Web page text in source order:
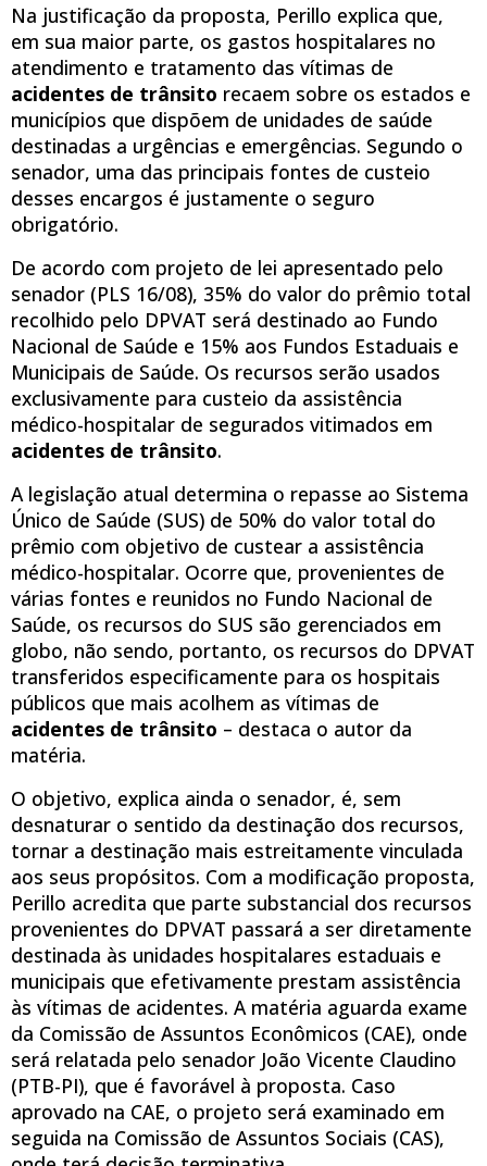
Na justificação da proposta, Perillo explica que,
em sua maior parte, os gastos hospitalares no
atendimento e tratamento das vítimas de
acidentes de trânsito recaem sobre os estados e
municípios que dispõem de unidades de saúde
destinadas a urgências e emergências. Segundo o
senador, uma das principais fontes de custeio
desses encargos é justamente o seguro
obrigatório.
De acordo com projeto de lei apresentado pelo
senador (PLS 16/08), 35% do valor do prêmio total
recolhido pelo DPVAT será destinado ao Fundo
Nacional de Saúde e 15% aos Fundos Estaduais e
Municipais de Saúde. Os recursos serão usados
exclusivamente para custeio da assistência
médico-hospitalar de segurados vitimados em
acidentes de trânsito.
A legislação atual determina o repasse ao Sistema
Único de Saúde (SUS) de 50% do valor total do
prêmio com objetivo de custear a assistência
médico-hospitalar. Ocorre que, provenientes de
várias fontes e reunidos no Fundo Nacional de
Saúde, os recursos do SUS são gerenciados em
globo, não sendo, portanto, os recursos do DPVAT
transferidos especificamente para os hospitais
públicos que mais acolhem as vítimas de
acidentes de trânsito – destaca o autor da
matéria.
O objetivo, explica ainda o senador, é, sem
desnaturar o sentido da destinação dos recursos,
tornar a destinação mais estreitamente vinculada
aos seus propósitos. Com a modificação proposta,
Perillo acredita que parte substancial dos recursos
provenientes do DPVAT passará a ser diretamente
destinada às unidades hospitalares estaduais e
municipais que efetivamente prestam assistência
às vítimas de acidentes. A matéria aguarda exame
da Comissão de Assuntos Econômicos (CAE), onde
será relatada pelo senador João Vicente Claudino
(PTB-PI), que é favorável à proposta. Caso
aprovado na CAE, o projeto será examinado em
seguida na Comissão de Assuntos Sociais (CAS),